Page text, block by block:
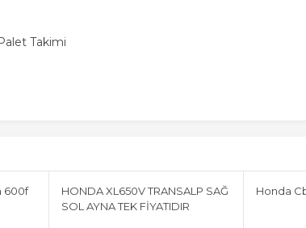
Takimi
600f
HONDA XL650V TRANSALP SAĞ
SOL AYNA TEK FİYATIDIR
Honda